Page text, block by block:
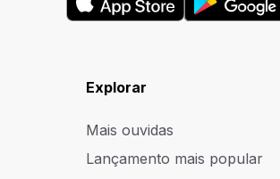
Explorar
Mais ouvidas
Lançamento mais popular